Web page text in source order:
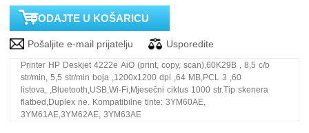
PROJEKTORI
ELEKTRIČNI ROMOBILI/BICIKLI
Printer HP Deskjet 4222e AiO (print, copy, scan),60K29B , 8,5 c/b
str/min, 5,5 str/min boja ,1200x1200 dpi ,64 MB,PCL 3 ,60
listova, ,Bluetooth,USB,Wi-Fi,Mjesečni ciklus 1000 str.Tip skenera
flatbed,Duplex ne. Kompatibilne tinte: 3YM60AE,
3YM61AE,3YM62AE, 3YM63AE